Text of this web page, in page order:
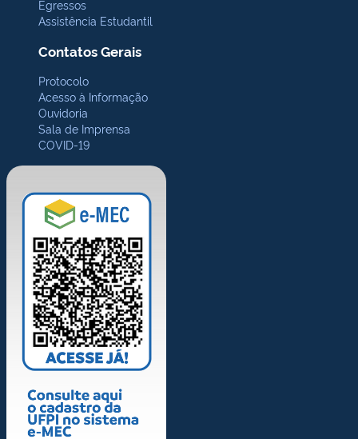
Egressos
Assistência Estudantil
Contatos Gerais
Protocolo
Acesso à Informação
Ouvidoria
Sala de Imprensa
COVID-19